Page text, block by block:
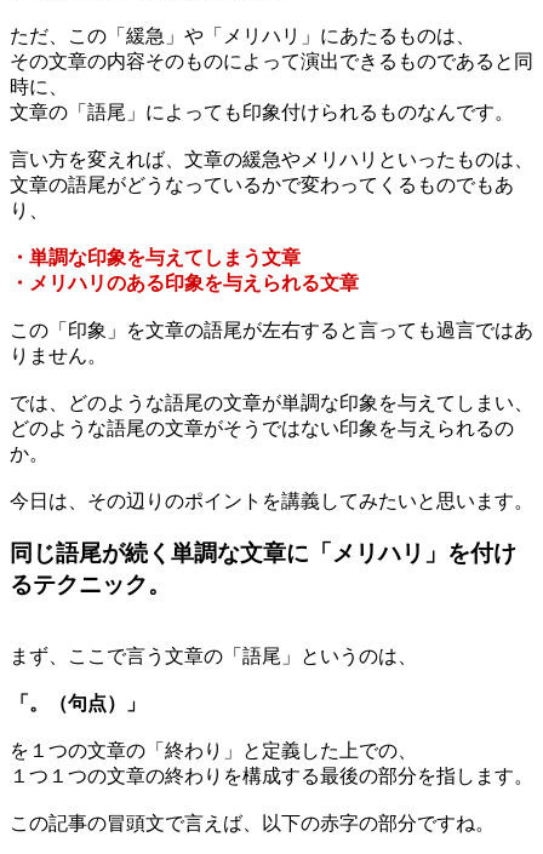
ただ、この「緩急」や「メリハリ」にあたるものは、
その文章の内容そのものによって演出できるものであると同
時に、
文章の「語尾」によっても印象付けられるものなんです。
言い方を変えれば、文章の緩急やメリハリといったものは、
文章の語尾がどうなっているかで変わってくるものでもあ
り、
・単調な印象を与えてしまう文章
・メリハリのある印象を与えられる文章
この「印象」を文章の語尾が左右すると言っても過言ではあ
りません。
では、どのような語尾の文章が単調な印象を与えてしまい、
どのような語尾の文章がそうではない印象を与えられるの
か。
今日は、その辺りのポイントを講義してみたいと思います。
同じ語尾が続く単調な文章に「メリハリ」を付け
るテクニック。
まず、ここで言う文章の「語尾」というのは、
「。（句点）」
を１つの文章の「終わり」と定義した上での、
１つ１つの文章の終わりを構成する最後の部分を指します。
この記事の冒頭文で言えば、以下の赤字の部分ですね。